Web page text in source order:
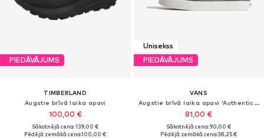
PIEDĀVĀJUMS
TIMBERLAND
Augstie brīvā laika apavi
100,00 €
Sākotnējā cena: 139,00 €
Pēdējā zemākā cena:100,00 €
Unisekss
PIEDĀVĀJUMS
VANS
Augstie brīvā laika apavi 'Authentic 2.0'
81,00 €
Sākotnējā cena: 90,00 €
Pēdējā zemākā cena:38,25 €